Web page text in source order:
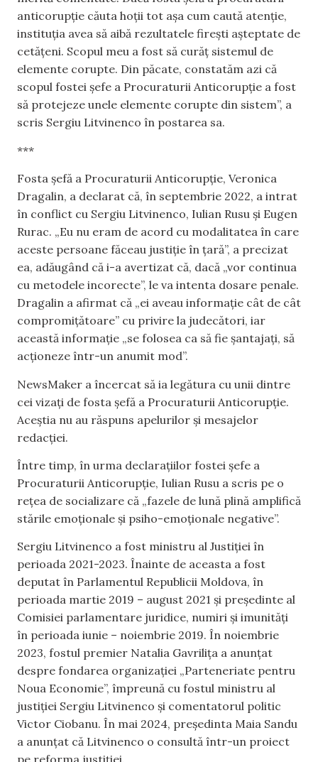
anticorupție căuta hoții tot așa cum caută atenție,
instituția avea să aibă rezultatele firești așteptate de
cetățeni. Scopul meu a fost să curăț sistemul de
elemente corupte. Din păcate, constatăm azi că
scopul fostei șefe a Procuraturii Anticorupție a fost
să protejeze unele elemente corupte din sistem”, a
scris Sergiu Litvinenco în postarea sa.
***
Fosta șefă a Procuraturii Anticorupție, Veronica
Dragalin, a declarat că, în septembrie 2022, a intrat
în conflict cu Sergiu Litvinenco, Iulian Rusu și Eugen
Rurac. „Eu nu eram de acord cu modalitatea în care
aceste persoane făceau justiție în țară”, a precizat
ea, adăugând că i-a avertizat că, dacă „vor continua
cu metodele incorecte”, le va intenta dosare penale.
Dragalin a afirmat că „ei aveau informație cât de cât
compromițătoare” cu privire la judecători, iar
această informație „se folosea ca să fie șantajați, să
acționeze într-un anumit mod”.
NewsMaker a încercat să ia legătura cu unii dintre
cei vizați de fosta șefă a Procuraturii Anticorupție.
Aceștia nu au răspuns apelurilor și mesajelor
redacției.
Între timp, în urma declarațiilor fostei șefe a
Procuraturii Anticorupție, Iulian Rusu a scris pe o
rețea de socializare că „fazele de lună plină amplifică
stările emoționale și psiho-emoționale negative”.
Sergiu Litvinenco a fost ministru al Justiției în
perioada 2021-2023. Înainte de aceasta a fost
deputat în Parlamentul Republicii Moldova, în
perioada martie 2019 – august 2021 și președinte al
Comisiei parlamentare juridice, numiri și imunități
în perioada iunie – noiembrie 2019. În noiembrie
2023, fostul premier Natalia Gavrilița a anunțat
despre fondarea organizației „Parteneriate pentru
Noua Economie”, împreună cu fostul ministru al
justiției Sergiu Litvinenco și comentatorul politic
Victor Ciobanu. În mai 2024, președinta Maia Sandu
a anunțat că Litvinenco o consultă într-un proiect